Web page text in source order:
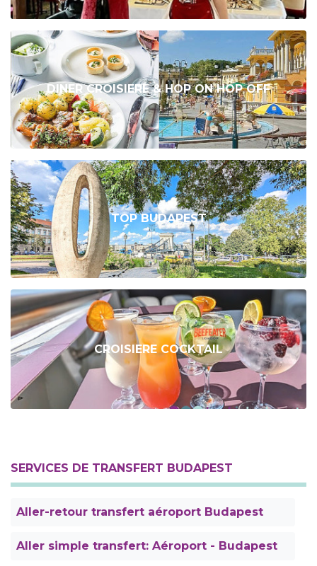
DINER CROISIERE & HOP ON HOP OFF
TOP BUDAPEST
CROISIERE COCKTAIL
SERVICES DE TRANSFERT BUDAPEST
Aller-retour transfert aéroport Budapest
Aller simple transfert: Aéroport - Budapest